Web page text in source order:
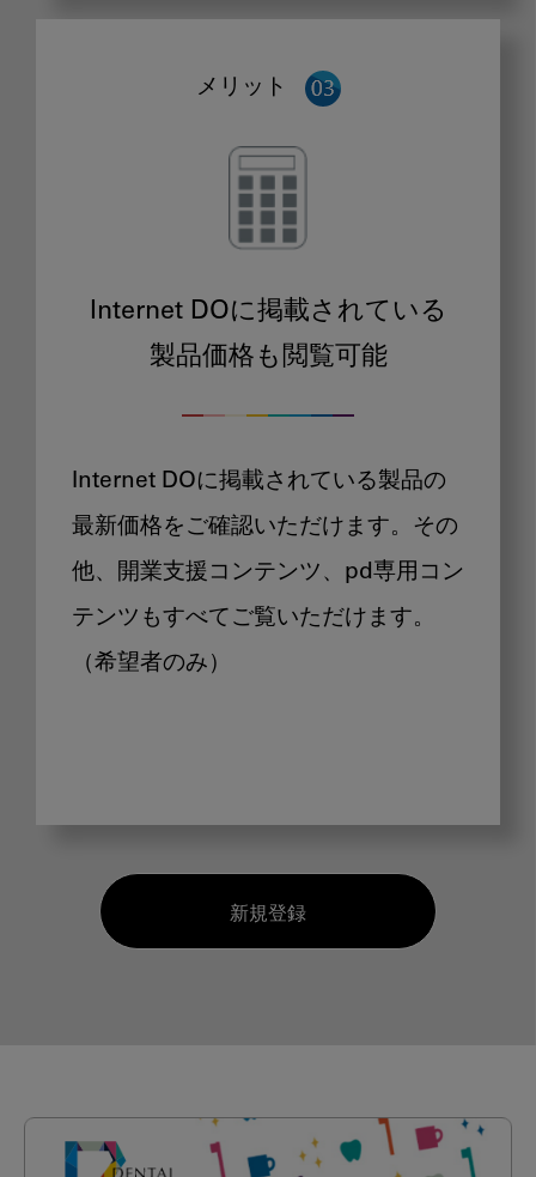
メリット
Internet DOに掲載されている
製品価格も閲覧可能
Internet DOに掲載されている製品の
最新価格をご確認いただけます。その
他、開業支援コンテンツ、pd専用コン
テンツもすべてご覧いただけます。
（希望者のみ）
新規登録